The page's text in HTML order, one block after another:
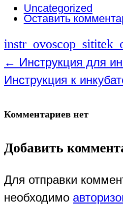
Uncategorized
Оставить
← Инструкция для
Инструкция к
Комментариев нет
Добавить
Для отправки
необходимо